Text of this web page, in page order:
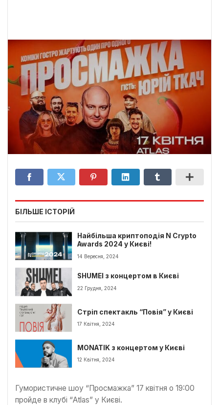
БІЛЬШЕ ІСТОРІЙ
Найбільша криптоподія N Crypto
Awards 2024 у Києві!
14 Вересня, 2024
SHUMEI з концертом в Києві
22 Грудня, 2024
Стріп спектакль “Повія” у Києві
17 Квітня, 2024
MONATIK з концертом у Києві
12 Квітня, 2024
Гумористичне шоу “Просмажка” 17 квітня о 19:00
пройде в клубі “Atlas” у Києві.